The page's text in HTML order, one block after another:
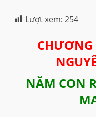
Lượt xem: 254
CHƯƠNG
NĂM CON